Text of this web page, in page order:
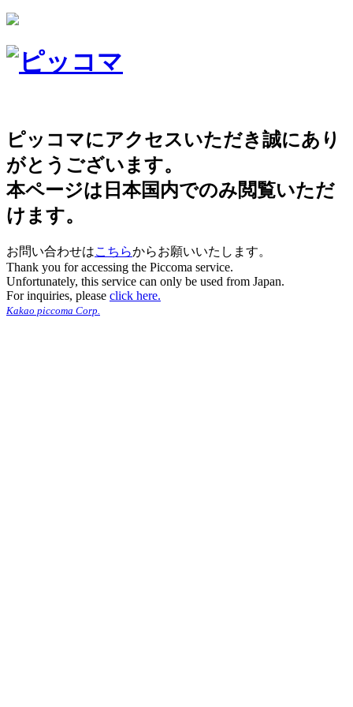
ピッコマにアクセスいただき誠にあり
がとうございます。
本ページは日本国内でのみ閲覧いただ
けます。
お問い合わせはこちらからお願いいたします。
Thank you for accessing the Piccoma service.
Unfortunately, this service can only be used from Japan.
For inquiries, please click here.
Kakao piccoma Corp.